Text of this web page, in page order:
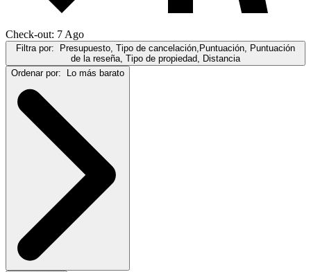
Check-out: 7 Ago
Filtra por:
Presupuesto, Tipo de cancelación,Puntuación, Puntuación
de la reseña, Tipo de propiedad, Distancia
Ordenar por:
Lo más barato